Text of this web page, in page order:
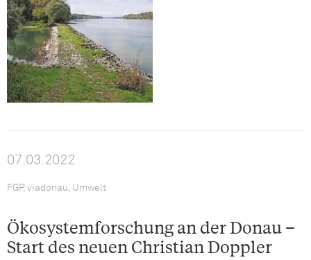
07.03.2022
FGP, viadonau, Umwelt
Ökosystemforschung an der Donau –
Start des neuen Christian Doppler